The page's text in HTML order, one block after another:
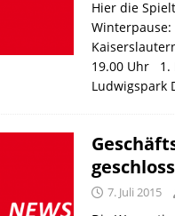
Hier die
19.00 Uhr 1.
Ludwigspark
7. Juli 2015